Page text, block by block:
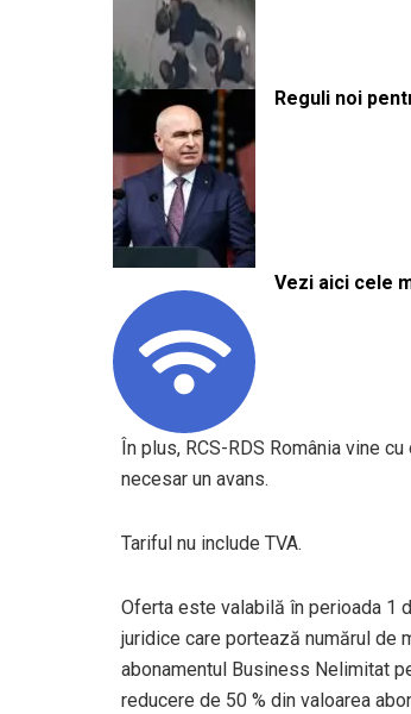
Reguli noi
Vezi aici cele
În plus, RCS-RDS România vine
necesar un avans.
Tariful nu include TVA.
Oferta este valabilă în perioada 1
juridice care portează numărul de
abonamentul Business Nelimitat
reducere de 50 % din valoarea